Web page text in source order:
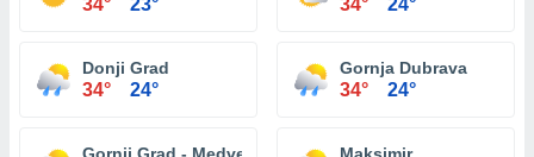
34° 23° 34° 24°
Donji Grad
34° 24°
Gornja Dubrava
34° 24°